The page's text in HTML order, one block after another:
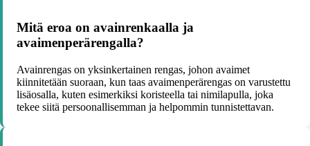
Mitä eroa on avainrenkaalla ja
avaimenperärengalla?
Avainrengas on yksinkertainen rengas, johon avaimet
kiinnitetään suoraan, kun taas avaimenperärengas on varustettu
lisäosalla, kuten esimerkiksi koristeella tai nimilapulla, joka
tekee siitä persoonallisemman ja helpommin tunnistettavan.